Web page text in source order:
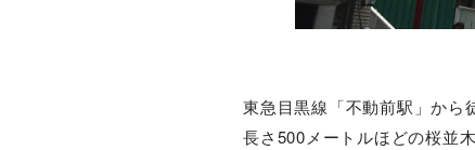
東急目黒線「不動前駅」から
長さ500メートルほどの桜並